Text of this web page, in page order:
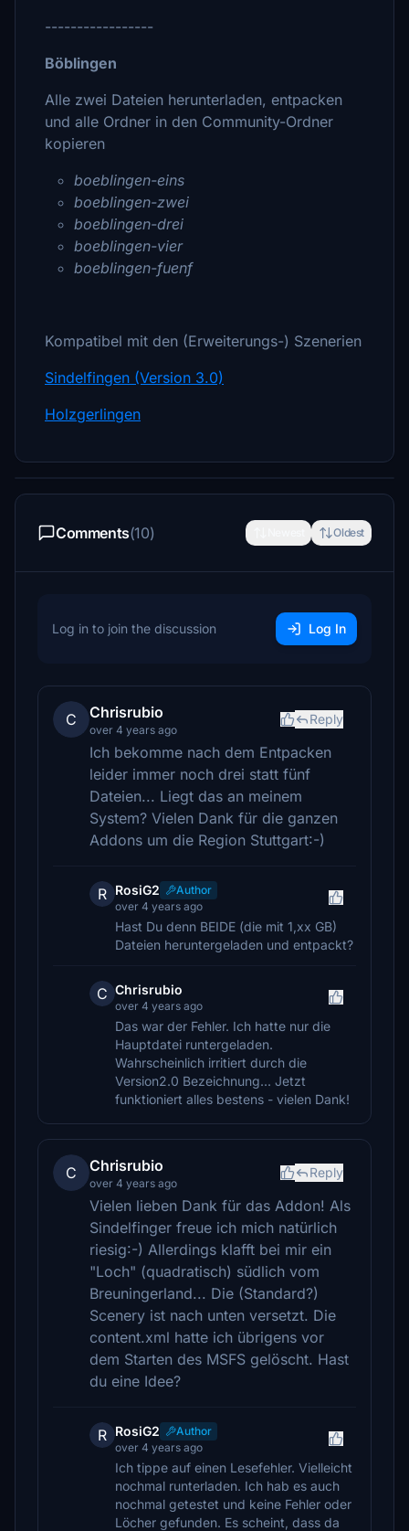
-----------------
Böblingen
Alle zwei Dateien herunterladen, entpacken
und alle Ordner in den Community-Ordner
kopieren
boeblingen-eins
boeblingen-zwei
boeblingen-drei
boeblingen-vier
boeblingen-fuenf
Kompatibel mit den (Erweiterungs-) Szenerien
Sindelfingen (Version 3.0)
Holzgerlingen
Comments(10) Oldest
Log in to join the discussion Log In
C Chrisrubio
over 4 years ago
Reply
Ich bekomme nach dem Entpacken
leider immer noch drei statt fünf
Dateien... Liegt das an meinem
System? Vielen Dank für die ganzen
Addons um die Region Stuttgart:-)
R RosiG2
Author
over 4 years ago
Hast Du denn BEIDE (die mit 1,xx GB)
Dateien heruntergeladen und entpackt?
C Chrisrubio
over 4 years ago
Das war der Fehler. Ich hatte nur die
Hauptdatei runtergeladen.
Wahrscheinlich irritiert durch die
Version2.0 Bezeichnung... Jetzt
funktioniert alles bestens - vielen Dank!
C Chrisrubio
over 4 years ago
Reply
Vielen lieben Dank für das Addon! Als
Sindelfinger freue ich mich natürlich
riesig:-) Allerdings klafft bei mir ein
"Loch" (quadratisch) südlich vom
Breuningerland... Die (Standard?)
Scenery ist nach unten versetzt. Die
content.xml hatte ich übrigens vor
dem Starten des MSFS gelöscht. Hast
du eine Idee?
R RosiG2
Author
over 4 years ago
Ich tippe auf einen Lesefehler. Vielleicht
nochmal runterladen. Ich hab es auch
nochmal getestet und keine Fehler oder
Löcher gefunden. Es scheint, dass da